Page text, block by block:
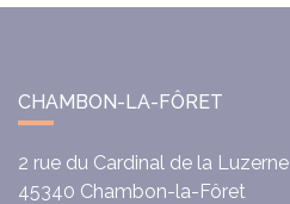
CHAMBON-LA-FÔRET
2 rue du Cardinal de la Luzerne
45340 Chambon-la-Fôret